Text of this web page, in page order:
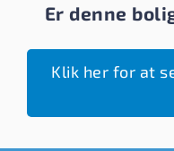
Er denne
Klik her for at